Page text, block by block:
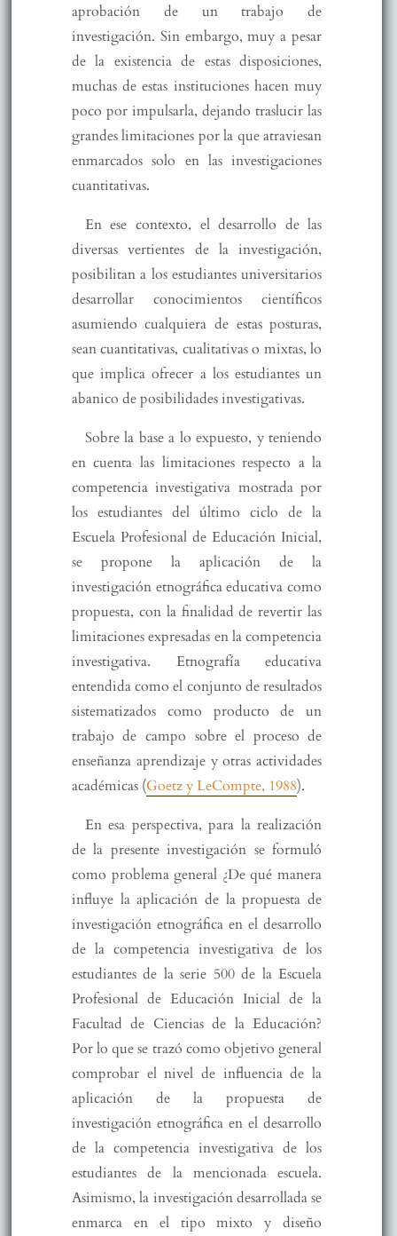
aprobación de un trabajo de
investigación. Sin embargo, muy a pesar
de la existencia de estas disposiciones,
muchas de estas instituciones hacen muy
poco por impulsarla, dejando traslucir las
grandes limitaciones por la que atraviesan
enmarcados solo en las investigaciones
cuantitativas.
En ese contexto, el desarrollo de las
diversas vertientes de la investigación,
posibilitan a los estudiantes universitarios
desarrollar conocimientos científicos
asumiendo cualquiera de estas posturas,
sean cuantitativas, cualitativas o mixtas, lo
que implica ofrecer a los estudiantes un
abanico de posibilidades investigativas.
Sobre la base a lo expuesto, y teniendo
en cuenta las limitaciones respecto a la
competencia investigativa mostrada por
los estudiantes del último ciclo de la
Escuela Profesional de Educación Inicial,
se propone la aplicación de la
investigación etnográfica educativa como
propuesta, con la finalidad de revertir las
limitaciones expresadas en la competencia
investigativa. Etnografía educativa
entendida como el conjunto de resultados
sistematizados como producto de un
trabajo de campo sobre el proceso de
enseñanza aprendizaje y otras actividades
académicas (Goetz y LeCompte, 1988).
En esa perspectiva, para la realización
de la presente investigación se formuló
como problema general ¿De qué manera
influye la aplicación de la propuesta de
investigación etnográfica en el desarrollo
de la competencia investigativa de los
estudiantes de la serie 500 de la Escuela
Profesional de Educación Inicial de la
Facultad de Ciencias de la Educación?
Por lo que se trazó como objetivo general
comprobar el nivel de influencia de la
aplicación de la propuesta de
investigación etnográfica en el desarrollo
de la competencia investigativa de los
estudiantes de la mencionada escuela.
Asimismo, la investigación desarrollada se
enmarca en el tipo mixto y diseño